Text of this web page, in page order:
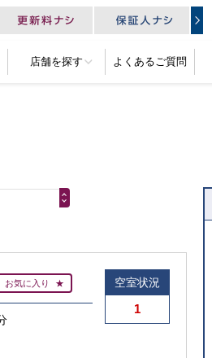
店舗を探す よくあるご質問
お気に入り 空室状況
1